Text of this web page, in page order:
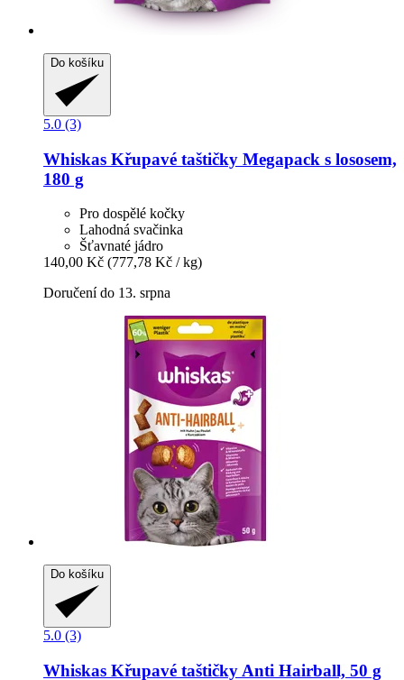
Do košíku
5.0 (3)
Whiskas Křupavé taštičky Megapack s lososem,
180 g
Pro dospělé kočky
Lahodná svačinka
Šťavnaté jádro
140,00 Kč (777,78 Kč / kg)
Doručení do 13. srpna
Do košíku
5.0 (3)
Whiskas Křupavé taštičky Anti Hairball, 50 g